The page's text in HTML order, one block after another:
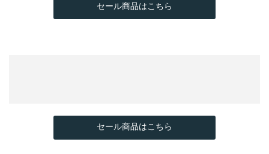
セール商品はこちら
セール商品はこちら